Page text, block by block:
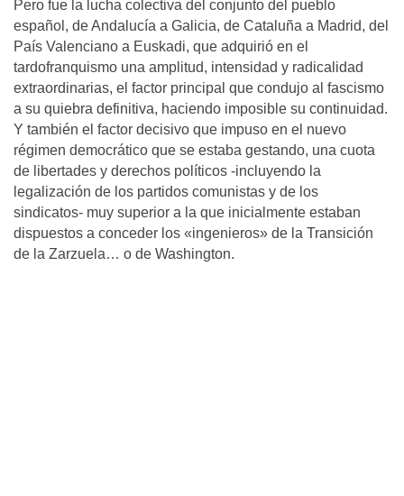
Pero fue la lucha colectiva del conjunto del pueblo
español, de Andalucía a Galicia, de Cataluña a Madrid, del
País Valenciano a Euskadi, que adquirió en el
tardofranquismo una amplitud, intensidad y radicalidad
extraordinarias, el factor principal que condujo al fascismo
a su quiebra definitiva, haciendo imposible su continuidad.
Y también el factor decisivo que impuso en el nuevo
régimen democrático que se estaba gestando, una cuota
de libertades y derechos políticos -incluyendo la
legalización de los partidos comunistas y de los
sindicatos- muy superior a la que inicialmente estaban
dispuestos a conceder los «ingenieros» de la Transición
de la Zarzuela… o de Washington.